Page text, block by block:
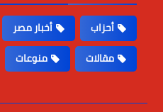
أحزاب أخبار مصر
مقالات
منوعات